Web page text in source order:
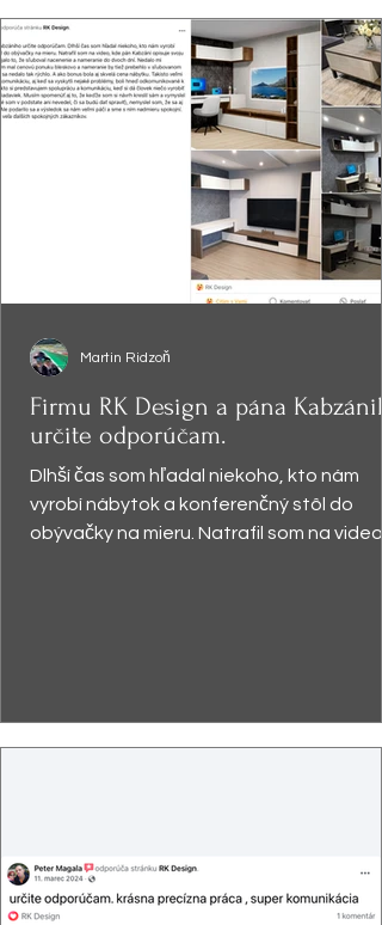
Firmu RK Design a pána
určite odporúčam.
Dlhší čas som hľadal niekoho, kto nám
vyrobí nábytok a konferenčný stôl do
obývačky na mieru. Natrafil som na video,
Martin Ridzoň